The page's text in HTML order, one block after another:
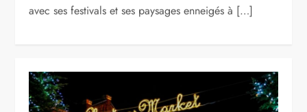
avec ses festivals et ses paysages enneigés à […]